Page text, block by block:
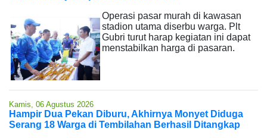
Operasi pasar murah di kawasan
stadion utama diserbu warga. Plt
Gubri turut harap kegiatan ini dapat
menstabilkan harga di pasaran.
Kamis, 06 Agustus 2026
Hampir Dua Pekan Diburu, Akhirnya Monyet Diduga
Serang 18 Warga di Tembilahan Berhasil Ditangkap